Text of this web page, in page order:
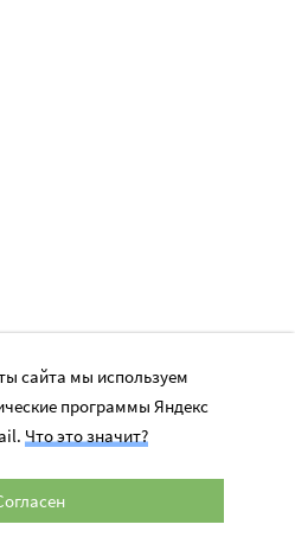
сайта мы используем
программы Яндекс
Что это значит?